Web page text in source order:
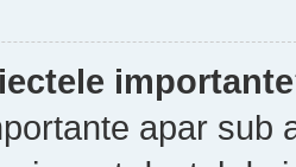
apar sub